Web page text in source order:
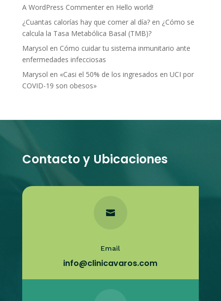
A WordPress Commenteren Hello world!
¿Cuantas calorías hay que comer al día?en ¿Cómo se
calcula la Tasa Metabólica Basal (TMB)?
Marysol en Cómo cuidar tu sistema inmunitario ante
enfermedades infecciosas
Marysol en «Casi el 50% de los ingresados en UCI por
COVID-19 son obesos»
Contacto y Ubicaciones

Email
info@clinicavaros.com